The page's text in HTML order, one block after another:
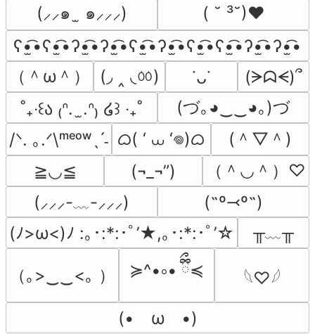
(⸝⸝๑  ̫ ๑⸝⸝⸝)
( ˘ ³˘)♥
ʕ•̫͡•ʕ•̫͡•ʔ•̫͡•ʔ•̫͡•ʕ•̫͡•ʔ•̫͡•ʕ•̫͡•ʕ•̫͡•ʔ•̫͡•ʔ•̫͡•
（＾ω＾）
(◞ ‸ ◟ㆀ) ˙ᴗ˙
(ᗒᗣᗕ)՞
˚₊‧꒰ა ₍ᐢ.  ̫.ᐢ₎ ໒꒱ ‧₊˚
(づ｡◕‿‿◕｡)づ
/ᐠ. ｡.ᐟ\ᵐᵉᵒʷˎˊ˗ ᜊ( ‘ ⩊ ‘𖦹)ᜊ
(＾▽＾)
≧◡≦
(¬_¬”)
（＾◡＾）♡
(⸝⸝⸝-﹏-⸝⸝⸝)
(˶º⤙º˶)
(ﾉ>ω<)ﾉ :｡･:*:･ﾟ’★,｡･:*:･ﾟ’☆
╥﹏╥
（｡>‿‿<｡ ） ≽^•༚• ྀིྀ≼
𓆩♡𓆪
(•　ω　•)